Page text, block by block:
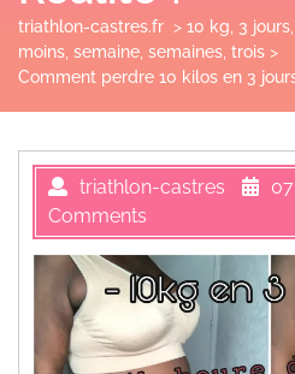
triathlon-castres.fr > 10 kg 3 jours
moins semaine semaines trois >
Comment perdre 10 kilos en 3
triathlon-castres
Comments